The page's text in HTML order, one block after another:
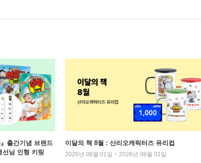
출간기념 브랜드
님 인형 키링
이달의 책 8월 : 산리오캐릭터즈 유리컵
2026년 08월 01일 ~ 2026년 08월 31일